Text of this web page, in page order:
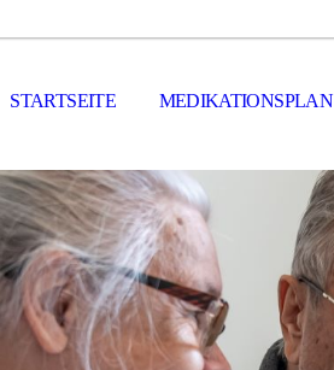
STARTSEITE MEDIKATIONSPLAN